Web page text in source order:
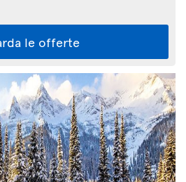
le offerte